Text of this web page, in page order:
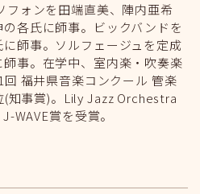
フォンを田端直美、陣内亜希
各氏に師事。ビックバンドを
師事。ソルフェージュを定成
事。在学中、室内楽・吹奏楽
福井県音楽コンクール 管楽
(知事賞)。Lily Jazz Orchestra
WAVE賞を受賞。